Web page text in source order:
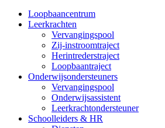
Loopbaancentrum
Leerkrachten
Vervangingspool
Zij-instroomtraject
Herintrederstraject
Loopbaantraject
Onderwijsondersteuners
Vervangingspool
Onderwijsassistent
Leerkrachtondersteuner
Schoolleiders & HR